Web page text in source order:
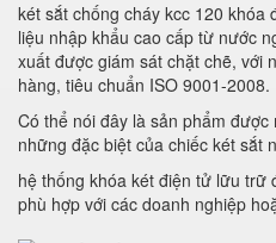
két sắt chống cháy kcc 120
liệu nhập khẩu cao cấp từ nước
xuất được giám sát chặt chẽ, với
hàng, tiêu chuẩn ISO 9001-2008.
Có thể nói đây là sản phẩm
những đặc biệt của chiếc két sắt
hệ thống khóa két điện tử lữu trữ
phù hợp với các doanh nghiệp